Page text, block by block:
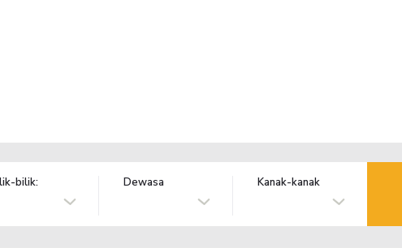
bilik: Dewasa Kanak-kanak